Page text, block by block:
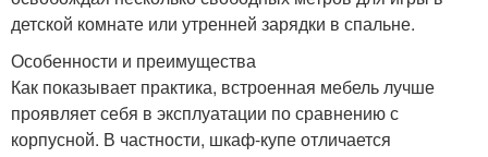
детской комнате или утренней зарядки в спальне.
Особенности и преимущества
Как показывает практика, встроенная мебель лучше
проявляет себя в эксплуатации по сравнению с
корпусной. В частности, шкаф-купе отличается